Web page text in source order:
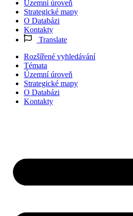
Územní úroveň
Strategické mapy
O Databázi
Kontakty
Translate
Rozšířené vyhledávání
Témata
Územní úroveň
Strategické mapy
O Databázi
Kontakty